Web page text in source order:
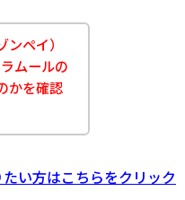
ペイ）
ムールの
かを確認
い方はこちらをクリック